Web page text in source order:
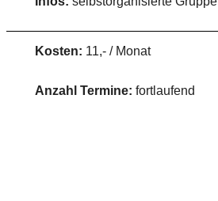
Kosten: 11,- / Monat
Anzahl Termine: fortlaufend